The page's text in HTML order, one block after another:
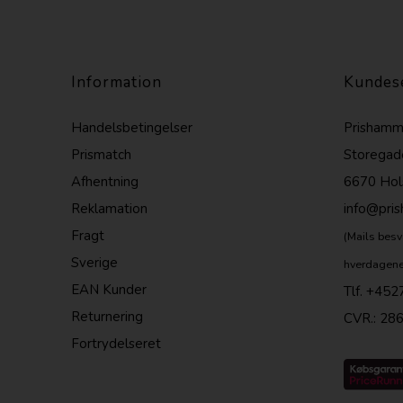
Information
Handelsbetingelser
Prismatch
Afhentning
Reklamation
Fragt
Sverige
EAN Kunder
Returnering
Fortrydelseret
6670
(Mails
Tlf.
CVR.: